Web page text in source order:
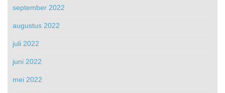
september 2022
augustus 2022
juli 2022
juni 2022
mei 2022